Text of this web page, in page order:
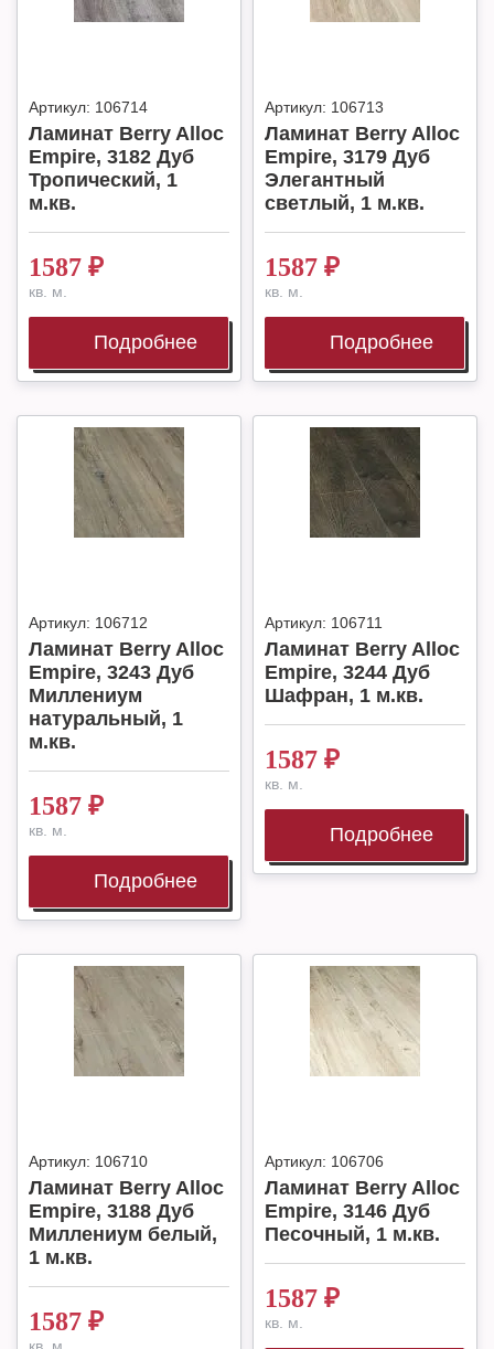
Артикул: 106714
Ламинат Berry Alloc
Empire, 3182 Дуб
Тропический, 1
м.кв.
1587 ₽
кв. м.
Подробнее
Артикул: 106713
Ламинат Berry Alloc
Empire, 3179 Дуб
Элегантный
светлый, 1 м.кв.
1587 ₽
кв. м.
Подробнее
Артикул: 106712
Ламинат Berry Alloc
Empire, 3243 Дуб
Миллениум
натуральный, 1
м.кв.
1587 ₽
кв. м.
Подробнее
Артикул: 106711
Ламинат Berry Alloc
Empire, 3244 Дуб
Шафран, 1 м.кв.
1587 ₽
кв. м.
Подробнее
Артикул: 106710
Ламинат Berry Alloc
Empire, 3188 Дуб
Миллениум белый,
1 м.кв.
1587 ₽
Артикул: 106706
Ламинат Berry Alloc
Empire, 3146 Дуб
Песочный, 1 м.кв.
1587 ₽
кв. м.